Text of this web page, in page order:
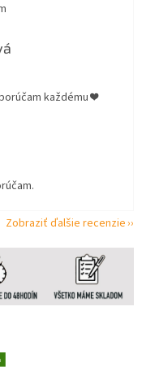
hviezdičiek.
každému ❤️
hviezdičiek.
Zobraziť ďalšie recenzie